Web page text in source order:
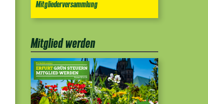
Mitgliederversammlung
Mitglied werden